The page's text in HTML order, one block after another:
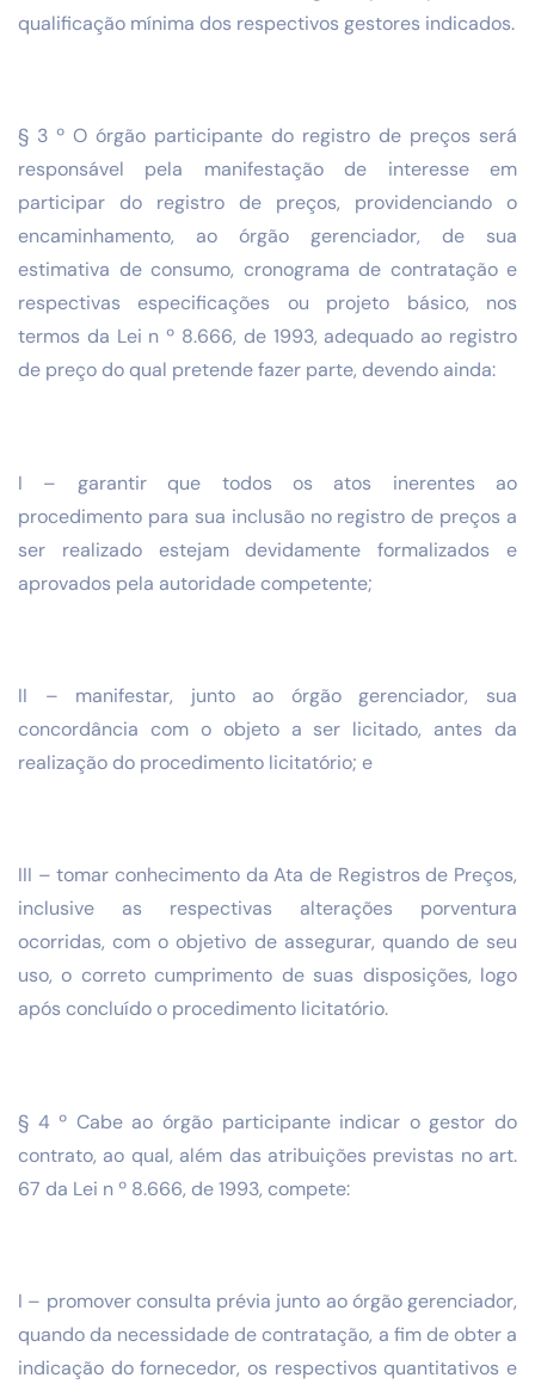
qualificação mínima dos respectivos gestores indicados.
§ 3 º O órgão participante do registro de preços será
responsável pela manifestação de interesse em
participar do registro de preços, providenciando o
encaminhamento, ao órgão gerenciador, de sua
estimativa de consumo, cronograma de contratação e
respectivas especificações ou projeto básico, nos
termos da Lei n º 8.666, de 1993, adequado ao registro
de preço do qual pretende fazer parte, devendo ainda:
I – garantir que todos os atos inerentes ao
procedimento para sua inclusão no registro de preços a
ser realizado estejam devidamente formalizados e
aprovados pela autoridade competente;
II – manifestar, junto ao órgão gerenciador, sua
concordância com o objeto a ser licitado, antes da
realização do procedimento licitatório; e
III – tomar conhecimento da Ata de Registros de Preços,
inclusive as respectivas alterações porventura
ocorridas, com o objetivo de assegurar, quando de seu
uso, o correto cumprimento de suas disposições, logo
após concluído o procedimento licitatório.
§ 4 º Cabe ao órgão participante indicar o gestor do
contrato, ao qual, além das atribuições previstas no art.
67 da Lei n º 8.666, de 1993, compete:
I – promover consulta prévia junto ao órgão gerenciador,
quando da necessidade de contratação, a fim de obter a
indicação do fornecedor, os respectivos quantitativos e